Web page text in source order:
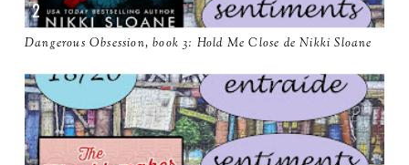
Dangerous Obsession, book 3: Hold Me Close de Nikki Sloane